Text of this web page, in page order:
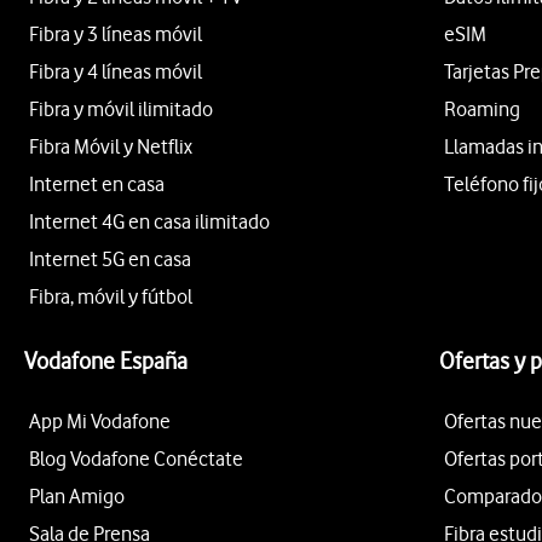
Fibra y 3 líneas móvil
Fibra y 4 líneas móvil
Fibra y móvil ilimitado
Fibra Móvil y Netflix
Internet en casa
Internet 4G en casa ilimitado
Internet 5G en casa
Fibra, móvil y fútbol
eSIM
Tarjetas
Roaming
Llamadas
Teléfono
Vodafone España
App Mi Vodafone
Blog Vodafone Conéctate
Plan Amigo
Sala de Prensa
Ofertas y
Ofertas
Ofertas
Fibra